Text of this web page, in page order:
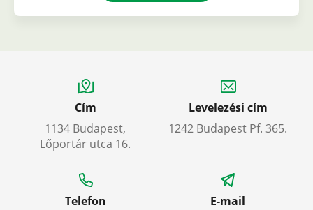
Cím
1134 Budapest,
Lőportár utca 16.
Levelezési cím
1242 Budapest Pf. 365.
Telefon
E-mail